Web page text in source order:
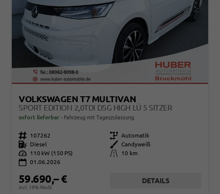
VOLKSWAGEN T7 MULTIVAN
SPORT EDITION 2,0TDI DSG HIGH LÜ 5 SITZER
sofort lieferbar Fahrzeug mit Tageszulassung
Fahrzeugnr. 107262 Getriebe Automatik
Kraftstoff
Diesel Außenfarbe
Candyweiß
Leistung
110 kW (150 PS) Kilometerstand
10 km
01.06.2026
59.690,– €
incl. 19% MwSt.
DETAILS